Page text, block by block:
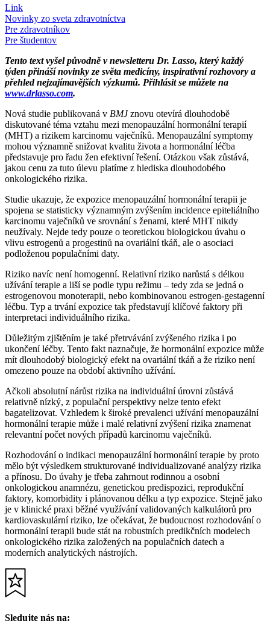
Link
Novinky zo sveta zdravotníctva
Pre zdravotníkov
Pre študentov
Tento text vyšel původně v newsletteru Dr. Lasso, který každý
týden přináší novinky ze světa medicíny, inspirativní rozhovory a
přehled nejzajímavějších výzkumů. Přihlásit se můžete na
www.drlasso.com.
Nová studie publikovaná v BMJznovu otevírá dlouhodobě
diskutované téma vztahu mezi menopauzální hormonální terapií
(MHT) a rizikem karcinomu vaječníků. Menopauzální symptomy
mohou významně snižovat kvalitu života a hormonální léčba
představuje pro řadu žen efektivní řešení. Otázkou však zůstává,
jakou cenu za tuto úlevu platíme z hlediska dlouhodobého
onkologického rizika.
Studie ukazuje, že expozice menopauzální hormonální terapii je
spojena se statisticky významným zvýšením incidence epiteliálního
karcinomu vaječníků ve srovnání s ženami, které MHT nikdy
neužívaly. Nejde tedy pouze o teoretickou biologickou úvahu o
vlivu estrogenů a progestinů na ovariální tkáň, ale o asociaci
podloženou populačními daty.
Riziko navíc není homogenní. Relativní riziko narůstá s délkou
užívání terapie a liší se podle typu režimu – tedy zda se jedná o
estrogenovou monoterapii, nebo kombinovanou estrogen-gestagenní
léčbu. Typ a trvání expozice tak představují klíčové faktory při
interpretaci individuálního rizika.
Důležitým zjištěním je také přetrvávání zvýšeného rizika i po
ukončení léčby. Tento fakt naznačuje, že hormonální expozice může
mít dlouhodobý biologický efekt na ovariální tkáň a že riziko není
omezeno pouze na období aktivního užívání.
Ačkoli absolutní nárůst rizika na individuální úrovni zůstává
relativně nízký, z populační perspektivy nelze tento efekt
bagatelizovat. Vzhledem k široké prevalenci užívání menopauzální
hormonální terapie může i malé relativní zvýšení rizika znamenat
relevantní počet nových případů karcinomu vaječníků.
Rozhodování o indikaci menopauzální hormonální terapie by proto
mělo být výsledkem strukturované individualizované analýzy rizika
a přínosu. Do úvahy je třeba zahrnout rodinnou a osobní
onkologickou anamnézu, genetickou predispozici, reprodukční
faktory, komorbidity i plánovanou délku a typ expozice. Stejně jako
je v klinické praxi běžné využívání validovaných kalkulátorů pro
kardiovaskulární riziko, lze očekávat, že budoucnost rozhodování o
hormonální terapii bude stát na robustních predikčních modelech
onkologického rizika založených na populačních datech a
moderních analytických nástrojích.
Sledujte nás na: